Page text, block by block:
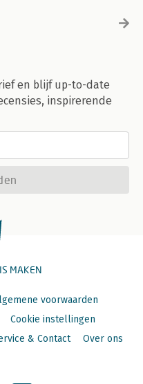
en blijf up-to-date
inspirerende
MAKEN
voorwaarden
Cookie instellingen
& Contact Over ons